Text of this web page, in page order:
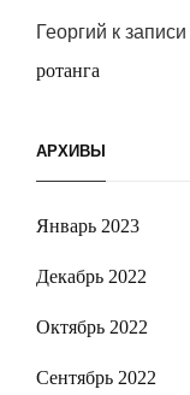
Георгий к записи
ротанга
АРХИВЫ
Январь 2023
Декабрь 2022
Октябрь 2022
Сентябрь 2022